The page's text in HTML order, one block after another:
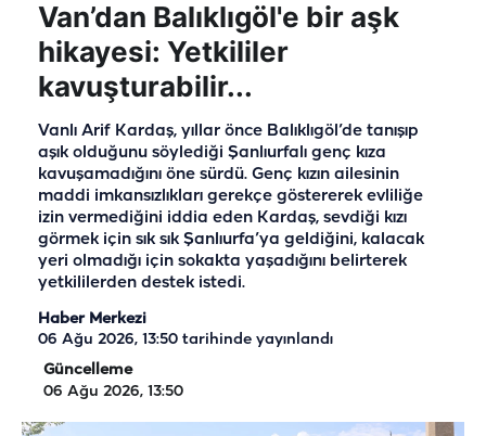
Van’dan Balıklıgöl'e bir aşk
hikayesi: Yetkililer
kavuşturabilir...
Vanlı Arif Kardaş, yıllar önce Balıklıgöl’de tanışıp
aşık olduğunu söylediği Şanlıurfalı genç kıza
kavuşamadığını öne sürdü. Genç kızın ailesinin
maddi imkansızlıkları gerekçe göstererek evliliğe
izin vermediğini iddia eden Kardaş, sevdiği kızı
görmek için sık sık Şanlıurfa’ya geldiğini, kalacak
yeri olmadığı için sokakta yaşadığını belirterek
yetkililerden destek istedi.
Haber Merkezi
06 Ağu 2026, 13:50 tarihinde yayınlandı
Güncelleme
06 Ağu 2026, 13:50